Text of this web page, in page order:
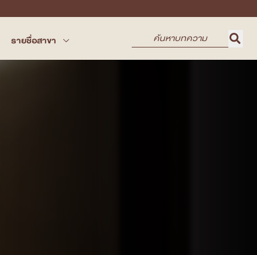
รายชื่อสาขา